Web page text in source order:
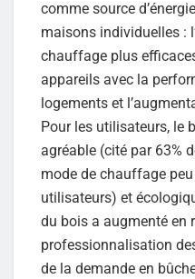
comme source
maisons individuelles :
chauffage plus
appareils avec la
logements et
Pour les utilisateurs, le
agréable (cité par 63%
mode de chauffage
utilisateurs) et
du bois a augmenté en
professionnalisation
de la demande en